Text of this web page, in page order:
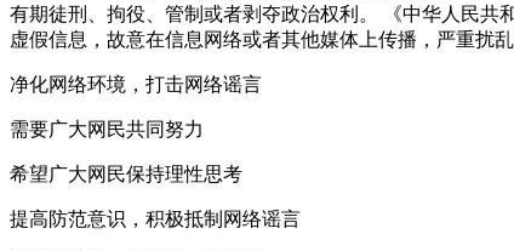
有期徒刑、拘役、管制或者剥夺政治权利。 《中华人民
虚假信息，故意在信息网络或者其他媒体上传播，严重扰
净化网络环境，打击网络谣言
需要广大网民共同努力
希望广大网民保持理性思考
提高防范意识，积极抵制网络谣言